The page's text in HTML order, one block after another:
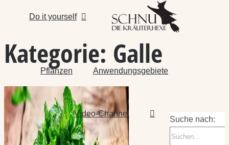
Do it yourself
Pflanzen Anwendungsgebiete
Video-Channel
Kategorie: Galle
Suche nach: